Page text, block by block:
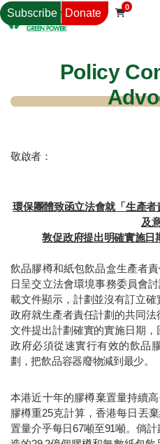
Subscribe Donate 
0
Policy
敬啟者：
環保團體致函立法會就「生產
及
敦促政府提出明確實施日
飲品膠樽和紙包飲品盒生產者
日呈交立法會環境事務委員會
載文件顯示，計劃並沒有訂立
政府就生產者責任計劃的共同
文件提出計劃確實的實施日期
政府必須從速實行有效的飲品
劃，把飲品容器廢物減到最少。
本港近十年的膠樽棄置量持續
膠樽重25克計算，香港每日丟
置量介乎每日67噸至91噸。倘